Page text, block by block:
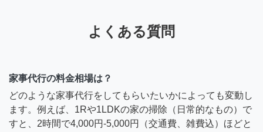
よくある質問
家事代行の料金相場は？
どのような家事代行をしてもらいたいかによっても変動し
ます。例えば、1Rや1LDKの家の掃除（日常的なもの）で
すと、2時間で4,000円-5,000円（交通費、雑費込）ほどと